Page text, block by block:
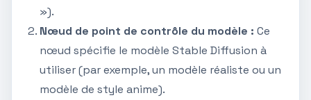
»).
Nœud de point de contrôle du modèle : Ce
nœud spécifie le modèle Stable Diffusion à
utiliser (par exemple, un modèle réaliste ou un
modèle de style anime).